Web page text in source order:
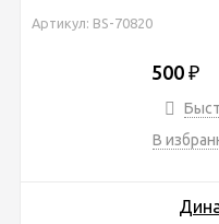
Артикул: BS-70820
500 ₽
В